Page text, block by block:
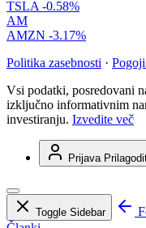
TSLA -0.58%
AM
AMZN -3.17%
Politika zasebnosti ·
Vsi podatki, posredovani
izključno informativnim
investiranju. Izvedite več
Prijava
Toggle Sidebar